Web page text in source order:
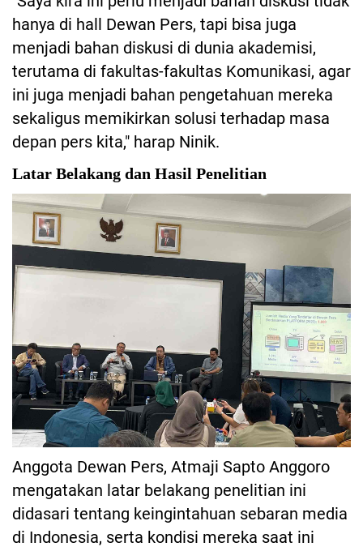
hanya di hall Dewan Pers, tapi bisa juga
menjadi bahan diskusi di dunia akademisi,
terutama di fakultas-fakultas Komunikasi, agar
ini juga menjadi bahan pengetahuan mereka
sekaligus memikirkan solusi terhadap masa
depan pers kita," harap Ninik.
Latar Belakang dan Hasil Penelitian
Anggota Dewan Pers, Atmaji Sapto Anggoro
mengatakan latar belakang penelitian ini
didasari tentang keingintahuan sebaran media
di Indonesia, serta kondisi mereka saat ini